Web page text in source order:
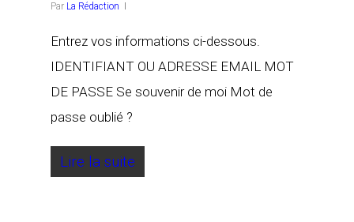
Par La Rédaction
Entrez vos informations ci-dessous.
IDENTIFIANT OU ADRESSE EMAIL MOT
DE PASSE Se souvenir de moi Mot de
passe oublié ?
Lire la suite